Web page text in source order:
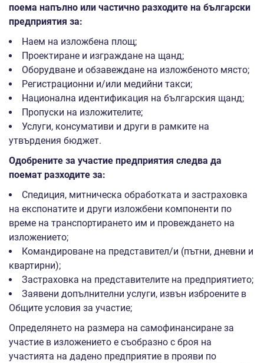
поема напълно или частично разходите на български
предприятия за:
Наем на изложбена площ;
Проектиране и изграждане на щанд;
Оборудване и обзавеждане на изложбеното място;
Регистрационни и/или медийни такси;
Национална идентификация на българския щанд;
Пропуски на изложителите;
Услуги, консумативи и други в рамките на
утвърдения бюджет.
Одобрените за участие предприятия следва да
поемат разходите за:
Спедиция, митническа обработката и застраховка
на експонатите и други изложбени компоненти по
време на транспортирането им и провеждането на
изложението;
Командироване на представител/и (пътни, дневни и
квартирни);
Застраховка на представителите на предприятието;
Заявени допълнителни услуги, извън изброените в
Общите условия за участие;
Определянето на размера на самофинансиране за
участие в изложението е съобразно с броя на
участията на дадено предприятие в прояви по